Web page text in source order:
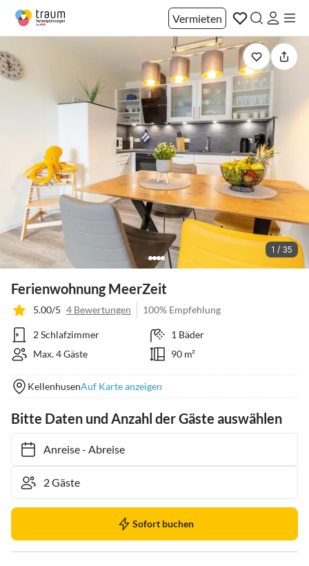
Vermieten
1 / 35
Ferienwohnung MeerZeit
5.00/5 4 Bewertungen 100% Empfehlung
2 Schlafzimmer
1 Bäder
Max. 4 Gäste
90 m²
KellenhusenAuf Karte anzeigen
Bitte Daten und Anzahl der Gäste auswählen
Anreise- Abreise
Sofort buchen